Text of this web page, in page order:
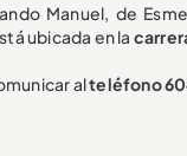
Manuel, de
ubicada en la
alteléfono